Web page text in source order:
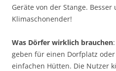
Geräte von der Stange.
Klimaschonender!
Was Dörfer wirklich brauchen
geben für einen Dorfplatz
einfachen Hütten. Die Nutzer